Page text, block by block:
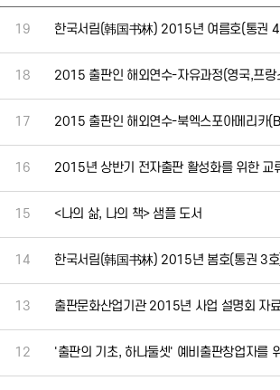
19 한국서림(韩国书林) 2015년 여름호(통권
18 2015 출판인 해외연수-자유과정(영국,프랑
17 2015 출판인 해외연수-북엑스포아메리카
16 2015년 상반기 전자출판 활성화를 위한 교
15 <나의 삶, 나의 책> 샘플 도서
14 한국서림(韩国书林) 2015년 봄호(통권 3
13 출판문화산업기관 2015년 사업 설명회 자
12 '출판의 기초, 하나둘셋' 예비출판창업자를